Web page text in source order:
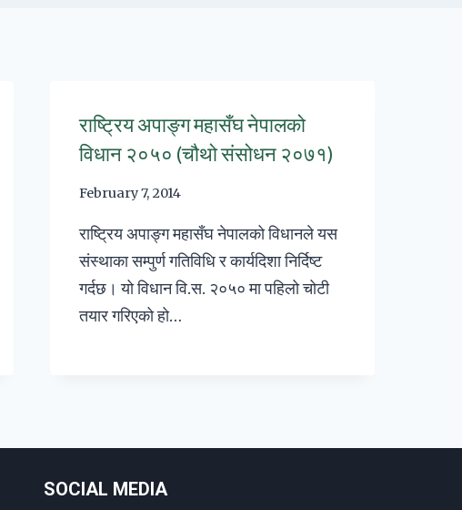
राष्ट्रिय अपाङ्ग महासँघ नेपालको
विधान २०५० (चौथो संसोधन २०७१)
February 7, 2014
राष्ट्रिय अपाङ्ग महासँघ नेपालको विधानले यस
संस्थाका सम्पुर्ण गतिविधि र कार्यदिशा निर्दिष्ट
गर्दछ। यो विधान वि.स‌. २०५० मा पहिलो चोटी
तयार गरिएको हो…
SOCIAL MEDIA